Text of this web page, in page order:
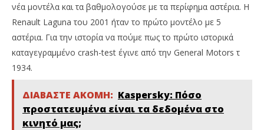
νέα μοντέλα και τα βαθμολογούσε με τα περίφημα αστέρια. Η
Renault Laguna του 2001 ήταν το πρώτο μοντέλο με 5
αστέρια. Για την ιστορία να πούμε πως το πρώτο ιστορικά
καταγεγραμμένο crash-test έγινε από την General Motors τ
1934.
ΔΙΑΒΑΣΤΕ ΑΚΟΜΗ: Kaspersky: Πόσο
προστατευμένα είναι τα δεδομένα στο
κινητό μας;